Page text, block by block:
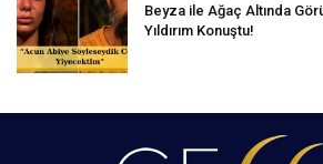
Beyza ile Ağaç Altında
Yıldırım Konuştu!